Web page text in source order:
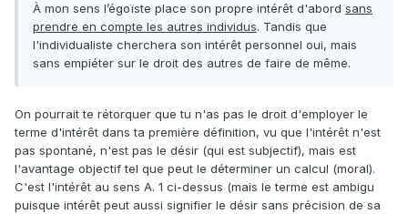
À mon sens l’égoïste place son propre intérêt d'abord sans
prendre en compte les autres individus. Tandis que
l'individualiste cherchera son intérêt personnel oui, mais
sans empiéter sur le droit des autres de faire de même.
On pourrait te rétorquer que tu n'as pas le droit d'employer le
terme d'intérêt dans ta première définition, vu que l'intérêt n'est
pas spontané, n'est pas le désir (qui est subjectif), mais est
l'avantage objectif tel que peut le déterminer un calcul (moral).
C'est l'intérêt au sens A. 1 ci-dessus (mais le terme est ambigu
puisque intérêt peut aussi signifier le désir sans précision de sa